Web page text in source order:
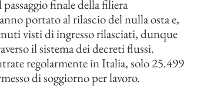
finale della filiera
portato al rilascio del nulla osta e,
visti di ingresso rilasciati, dunque
il sistema dei decreti flussi.
regolarmente in Italia, solo 25.499
di soggiorno per lavoro.